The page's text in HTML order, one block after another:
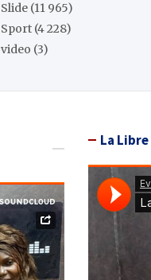
Slide (11 965)
Sport (4 228)
video (3)
La